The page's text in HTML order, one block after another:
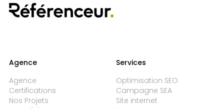
Agence
Agence
Certifications
Nos Projets
Services
Optimisation SEO
Campagne SEA
Site internet